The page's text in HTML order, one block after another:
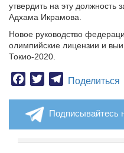
утвердить на эту должность
Адхама Икрамова.
Новое руководство
олимпийские лицензии и
Токио-2020.
Facebook
TwitterTelegram
Поделиться
Подписывайтесь